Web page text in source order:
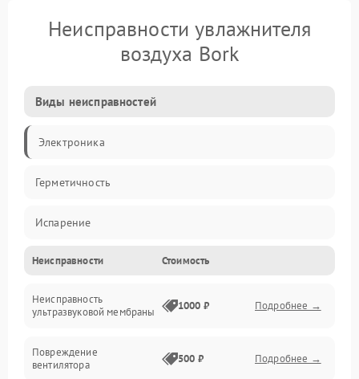
Неисправности увлажнителя
воздуха Bork
Виды неисправностей
Электроника
Герметичность
Испарение
Водяной тракт
Механические повреждения
Неисправности Стоимость
Неисправность
ультразвуковой мембраны
1000 ₽ Подробнее →
Повреждение
вентилятора
500 ₽ Подробнее →